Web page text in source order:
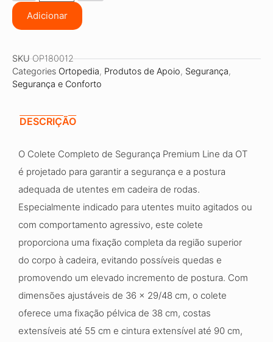
Adicionar
SKUOP180012
Categories Ortopedia, Produtos de Apoio, Segurança,
Segurança e Conforto
DESCRIÇÃO
O Colete Completo de Segurança Premium Line da OT
é projetado para garantir a segurança e a postura
adequada de utentes em cadeira de rodas.
Especialmente indicado para utentes muito agitados ou
com comportamento agressivo, este colete
proporciona uma fixação completa da região superior
do corpo à cadeira, evitando possíveis quedas e
promovendo um elevado incremento de postura. Com
dimensões ajustáveis de 36 x 29/48 cm, o colete
oferece uma fixação pélvica de 38 cm, costas
extensíveis até 55 cm e cintura extensível até 90 cm,